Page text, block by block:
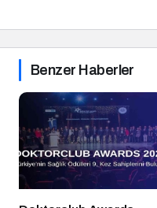
Benzer Haberler